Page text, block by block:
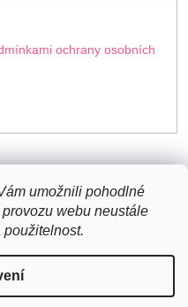
umožnili pohodlné
webu neustále
ochrany osobních